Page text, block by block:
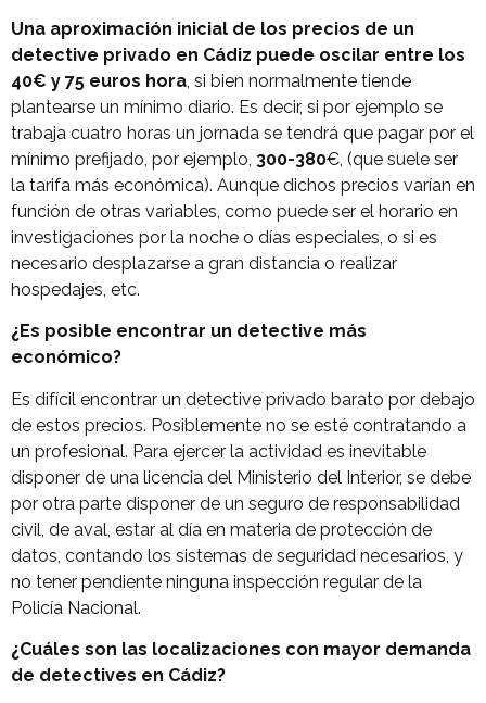
Una aproximación inicial de los precios de un
detective privado en Cádiz puede oscilar entre los
40€ y 75 euros hora, si bien normalmente tiende
plantearse un mínimo diario. Es decir, si por ejemplo se
trabaja cuatro horas un jornada se tendrá que pagar por el
mínimo prefijado, por ejemplo, 300-380€, (que suele ser
la tarifa más económica). Aunque dichos precios varían en
función de otras variables, como puede ser el horario en
investigaciones por la noche o días especiales, o si es
necesario desplazarse a gran distancia o realizar
hospedajes, etc.
¿Es posible encontrar un detective más
económico?
Es difícil encontrar un detective privado barato por debajo
de estos precios. Posiblemente no se esté contratando a
un profesional. Para ejercer la actividad es inevitable
disponer de una licencia del Ministerio del Interior, se debe
por otra parte disponer de un seguro de responsabilidad
civil, de aval, estar al día en materia de protección de
datos, contando los sistemas de seguridad necesarios, y
no tener pendiente ninguna inspección regular de la
Policía Nacional.
¿Cuáles son las localizaciones con mayor demanda
de detectives en Cádiz?